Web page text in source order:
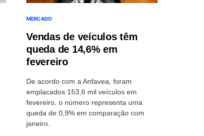
MERCADO
Vendas de veículos têm
queda de 14,6% em
fevereiro
De acordo com a Anfavea, foram
emplacados 153,6 mil veículos em
fevereiro, o número representa uma
queda de 0,9% em comparação com
janeiro.